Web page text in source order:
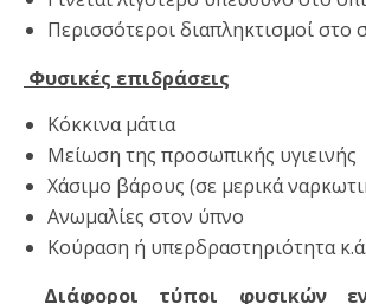
Περισσότεροι διαπληκτισμοί στο
Φυσικές επιδράσεις
Κόκκινα μάτια
Μείωση της προσωπικής υγιεινής
Χάσιμο βάρους (σε μερικά
Ανωμαλίες στον ύπνο
Κούραση ή υπερδραστηριότητα κ.ά.
Διάφοροι τύποι φυσικών